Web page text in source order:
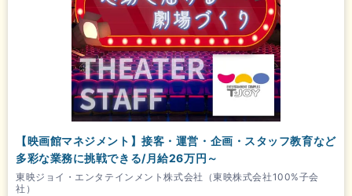
【映画館マネジメント】接客・運営・企画・スタッフ教育など
多彩な業務に挑戦できる/月給26万円～
東映ジョイ・エンタテインメント株式会社（東映株式会社100%子会
社）